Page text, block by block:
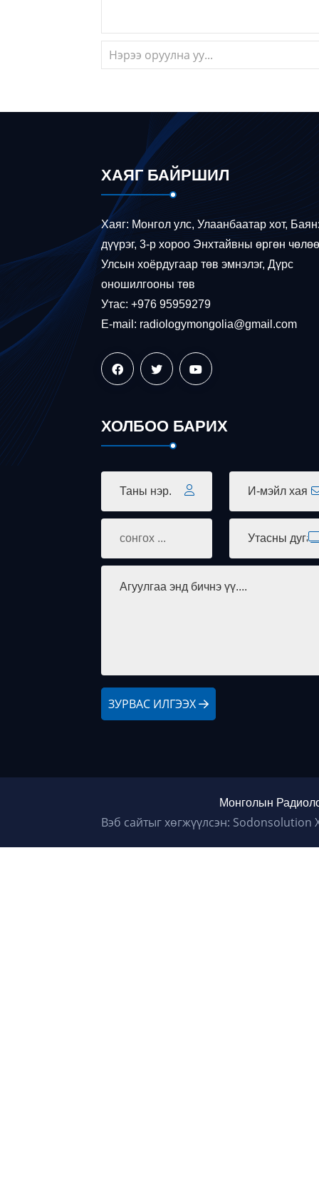
ХАЯГ БАЙРШИЛ
Хаяг: Монгол улс, Улаанбаатар хот,
дүүрэг, 3-р хороо Энхтайвны өргөн
Улсын хоёрдугаар төв эмнэлэг, Дүрс
оношилгооны төв
Утас: +976 95959279
E-mail: radiologymongolia@gmail.com
ХОЛБОО БАРИХ
ЗУРВАС ИЛГЭЭХ
Монголын
Вэб сайтыг хөгжүүлсэн: Sodonsolution